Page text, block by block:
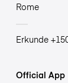
Rome
Erkunde
Official App